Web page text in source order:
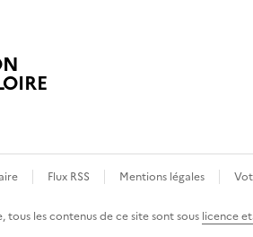
Flux RSS Mentions légales
les contenus de ce site sont sous licence